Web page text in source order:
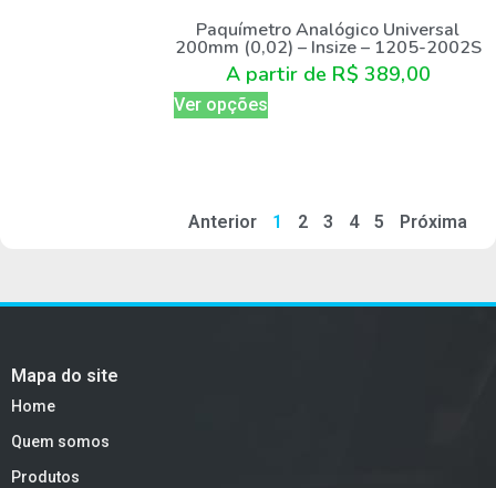
Paquímetro Analógico Universal
200mm (0,02) – Insize – 1205-2002S
A partir de R$ 389,00
Ver opções
Anterior 1 2 3 4 5 Próxima
Mapa do site
Home
Quem somos
Produtos